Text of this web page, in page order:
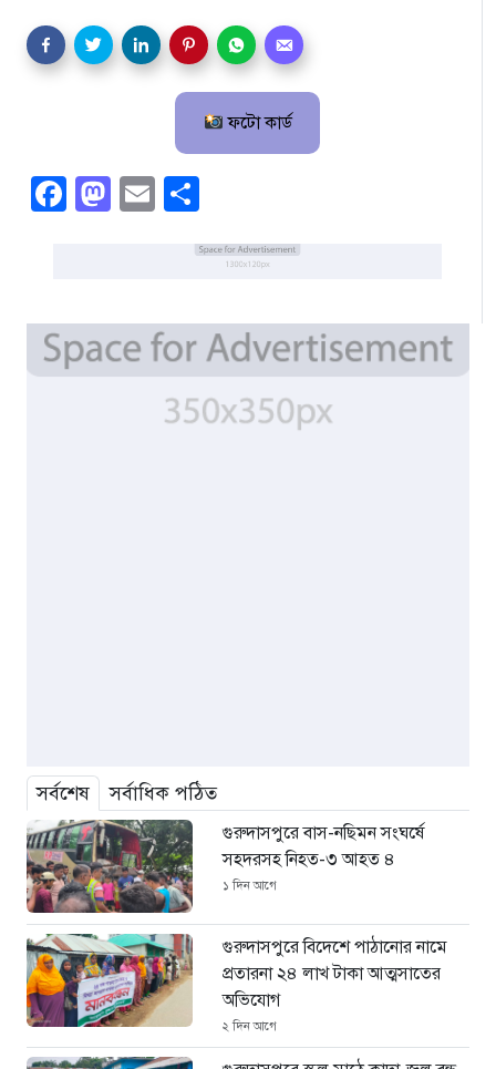
ফটো কার্ড
Facebook
Mastodon
Email
সর্বশেষ সর্বাধিক পঠিত
গুরুদাসপুরে বাস-নছিমন সংঘর্ষে
সহদরসহ নিহত-৩ আহত ৪
১ দিন আগে
গুরুদাসপুরে বিদেশে পাঠানোর নামে
প্রতারনা ২৪ লাখ টাকা আত্মসাতের
অভিযোগ
২ দিন আগে